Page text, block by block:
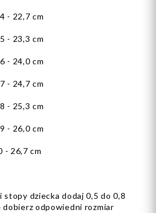
22,7 cm
23,3 cm
24,0 cm
24,7 cm
25,3 cm
26,0 cm
cm
stopy dziecka dodaj 0,5 do 0,8
odpowiedni rozmiar